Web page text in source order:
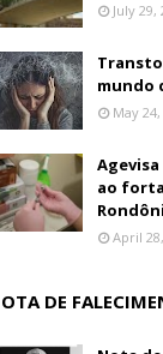
July 29,
mundo
May
ao
April
DE